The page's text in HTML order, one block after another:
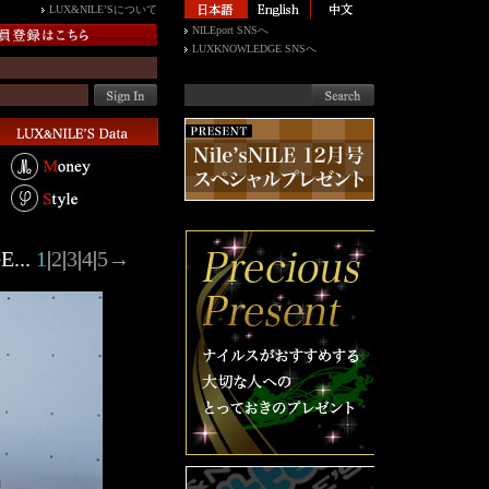
LUX&NILE’Sについて
NILEport SNSへ
LUXKNOWLEDGE SNSへ
1|2|3|4|5→